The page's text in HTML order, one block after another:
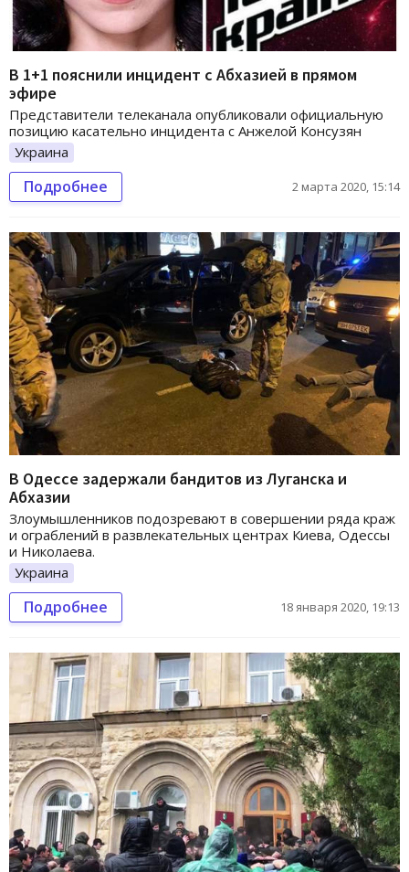
В 1+1 пояснили инцидент с Абхазией в прямом
эфире
Представители телеканала опубликовали официальную
позицию касательно инцидента с Анжелой Консузян
Украина
Подробнее 2 марта 2020, 15:14
В Одессе задержали бандитов из Луганска и
Абхазии
Злоумышленников подозревают в совершении ряда краж
и ограблений в развлекательных центрах Киева, Одессы
и Николаева.
Украина
Подробнее 18 января 2020, 19:13